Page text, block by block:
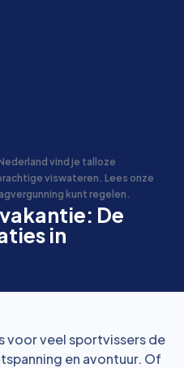
vind je talloze
viswateren. Lees onze
kunt regelen.
De
in
voor veel sportvissers de
en avontuur. Of